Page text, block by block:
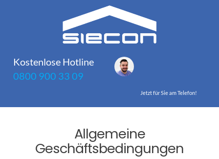
Kostenlose Hotline
0800 900 33 09
Jetzt für Sie am Telefon!
Allgemeine
Geschäftsbedingungen